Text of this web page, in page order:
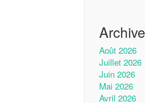
Août 2026
Juillet 2026
Juin 2026
Mai 2026
Avril 2026